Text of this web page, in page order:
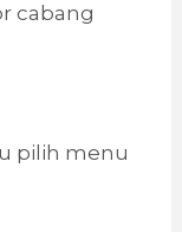
cabang
pilih menu